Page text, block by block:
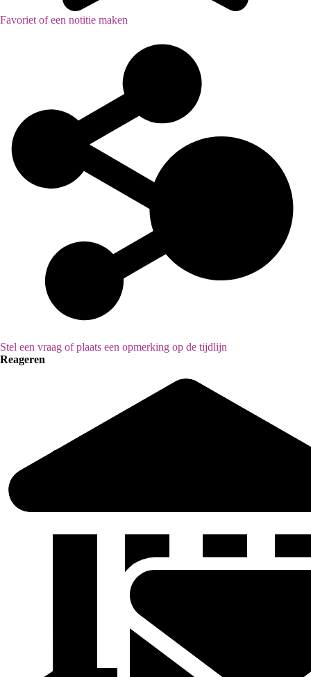
Favoriet of een notitie maken
Stel een vraag of plaats een opmerking op de tijdlijn
Reageren